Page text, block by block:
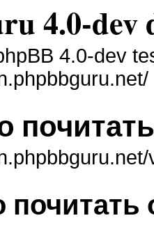
4.0-dev
4.0-dev